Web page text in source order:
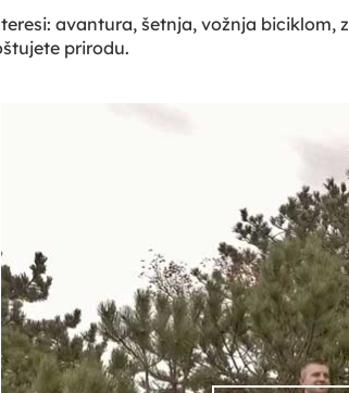
avantura, šetnja, vožnja
prirodu.